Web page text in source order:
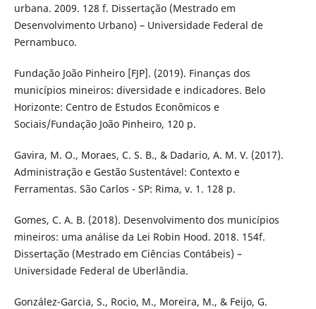
urbana. 2009. 128 f. Dissertação (Mestrado em
Desenvolvimento Urbano) – Universidade Federal de
Pernambuco.
Fundação João Pinheiro [FJP]. (2019). Finanças dos
municípios mineiros: diversidade e indicadores. Belo
Horizonte: Centro de Estudos Econômicos e
Sociais/Fundação João Pinheiro, 120 p.
Gavira, M. O., Moraes, C. S. B., & Dadario, A. M. V. (2017).
Administração e Gestão Sustentável: Contexto e
Ferramentas. São Carlos - SP: Rima, v. 1. 128 p.
Gomes, C. A. B. (2018). Desenvolvimento dos municípios
mineiros: uma análise da Lei Robin Hood. 2018. 154f.
Dissertação (Mestrado em Ciências Contábeis) –
Universidade Federal de Uberlândia.
González-Garcia, S., Rocio, M., Moreira, M., & Feijo, G.